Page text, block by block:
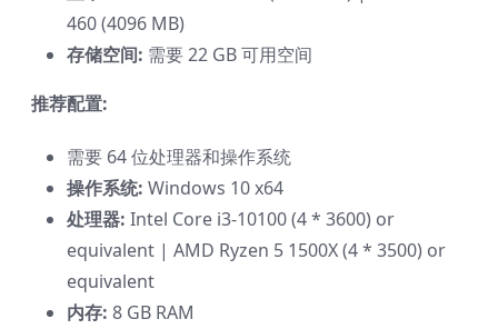
460 (4096 MB)
存储空间: 需要 22 GB 可用空间
推荐配置:
需要 64 位处理器和操作系统
操作系统: Windows 10 x64
处理器: Intel Core i3-10100 (4 * 3600) or
equivalent | AMD Ryzen 5 1500X (4 * 3500) or
equivalent
内存: 8 GB RAM